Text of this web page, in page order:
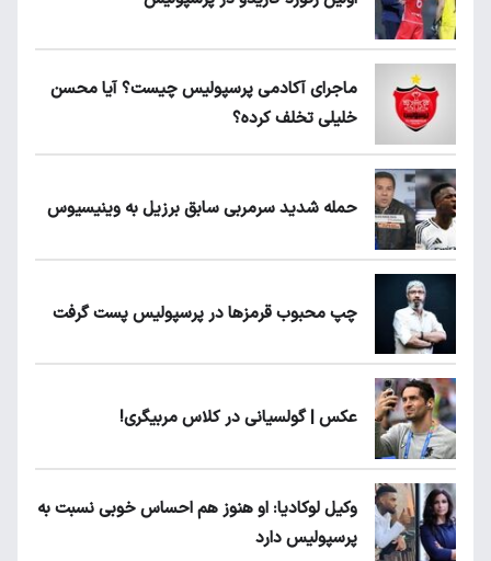
ماجرای آکادمی پرسپولیس چیست؟ آیا محسن
خلیلی تخلف کرده؟
حمله شدید سرمربی سابق برزیل به وینیسیوس
چپ محبوب قرمزها در پرسپولیس پست گرفت
عکس | گولسیانی در کلاس مربیگری!
وکیل لوکادیا: او هنوز هم احساس خوبی نسبت به
پرسپولیس دارد